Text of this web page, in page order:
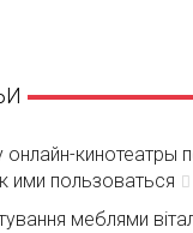
кинотеатры
ими пользоваться
меблями